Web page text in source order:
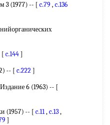
3 (1977) -- [ c.79,c.136
[ c.144]
-- [ c.222]
6 (1963) -- [
(1957) -- [ c.11,c.13,
]